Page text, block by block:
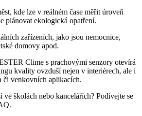
kde lze v reálném čase měřit úroveň
plánovat ekologická opatření.
zařízeních, jako jsou nemocnice,
domovy apod.
Clime s prachovými senzory otevírá
kvality ovzduší nejen v interiérech, ale i
či venkovních aplikacích.
ve školách nebo kancelářích? Podívejte se